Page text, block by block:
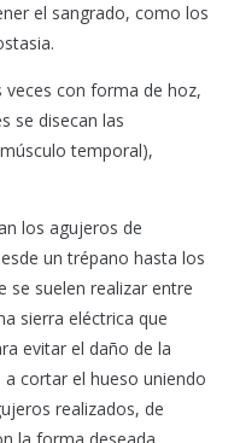
el sangrado, como los
veces con forma de hoz,
se disecan las
temporal),
los agujeros de
un trépano hasta los
se suelen realizar entre
sierra eléctrica que
evitar el daño de la
cortar el hueso uniendo
realizados, de